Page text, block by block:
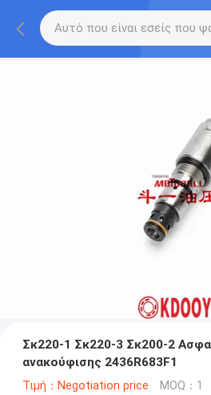
Σκ220-1 Σκ220-3 Σκ200-2
ανακούφισης 2436R683F1
Τιμή：Negotiation price MOQ：1